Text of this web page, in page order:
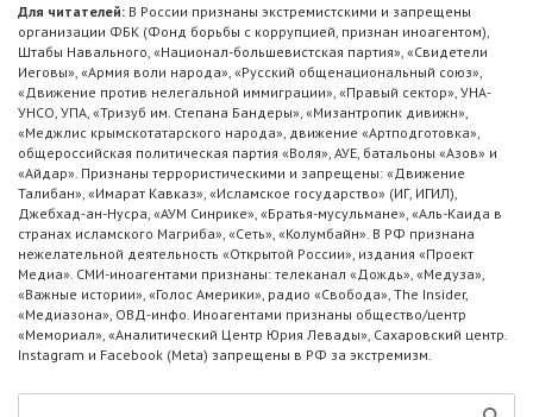
Для читателей: В России признаны экстремистскими и запрещены
организации ФБК (Фонд борьбы с коррупцией, признан иноагентом),
Штабы Навального, «Национал-большевистская партия», «Свидетели
Иеговы», «Армия воли народа», «Русский общенациональный союз»,
«Движение против нелегальной иммиграции», «Правый сектор», УНА-
УНСО, УПА, «Тризуб им. Степана Бандеры», «Мизантропик дивижн»,
«Меджлис крымскотатарского народа», движение «Артподготовка»,
общероссийская политическая партия «Воля», АУЕ, батальоны «Азов» и
«Айдар». Признаны террористическими и запрещены: «Движение
Талибан», «Имарат Кавказ», «Исламское государство» (ИГ, ИГИЛ),
Джебхад-ан-Нусра, «АУМ Синрике», «Братья-мусульмане», «Аль-Каида в
странах исламского Магриба», «Сеть», «Колумбайн». В РФ признана
нежелательной деятельность «Открытой России», издания «Проект
Медиа». СМИ-иноагентами признаны: телеканал «Дождь», «Медуза»,
«Важные истории», «Голос Америки», радио «Свобода», The Insider,
«Медиазона», ОВД-инфо. Иноагентами признаны общество/центр
«Мемориал», «Аналитический Центр Юрия Левады», Сахаровский центр.
Instagram и Facebook (Metа) запрещены в РФ за экстремизм.